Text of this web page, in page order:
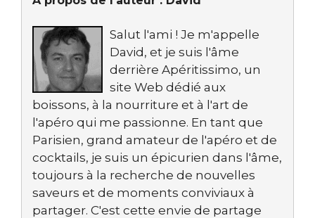
Salut l'ami ! Je m'appelle
David, et je suis l'âme
derrière Apéritissimo, un
site Web dédié aux
boissons, à la nourriture et à l'art de
l'apéro qui me passionne. En tant que
Parisien, grand amateur de l'apéro et de
cocktails, je suis un épicurien dans l'âme,
toujours à la recherche de nouvelles
saveurs et de moments conviviaux à
partager. C'est cette envie de partage